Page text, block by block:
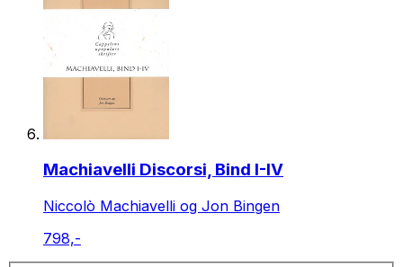
Machiavelli Discorsi, Bind I-IV
Niccolò Machiavelli og Jon Bingen
798,-